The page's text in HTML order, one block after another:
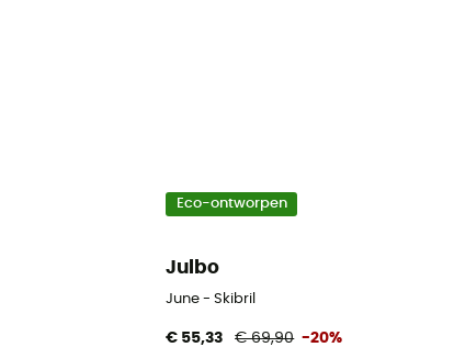
Eco-ontworpen
Julbo
June - Skibril
€ 55,33 € 69,90 -20%